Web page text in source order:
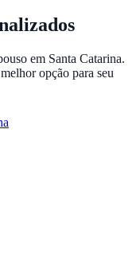
em Santa Catarina.
opção para seu